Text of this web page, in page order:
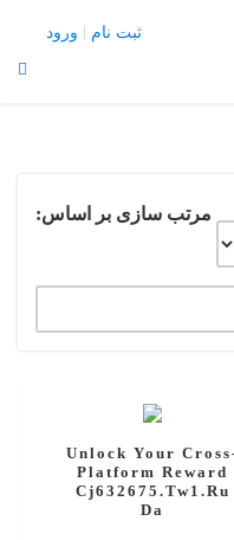
Profile
ورود ثبت نام
مرتب سازی بر اساس:
Unlock Your
Platform Reward
Cj632675.tw1.ru
Da